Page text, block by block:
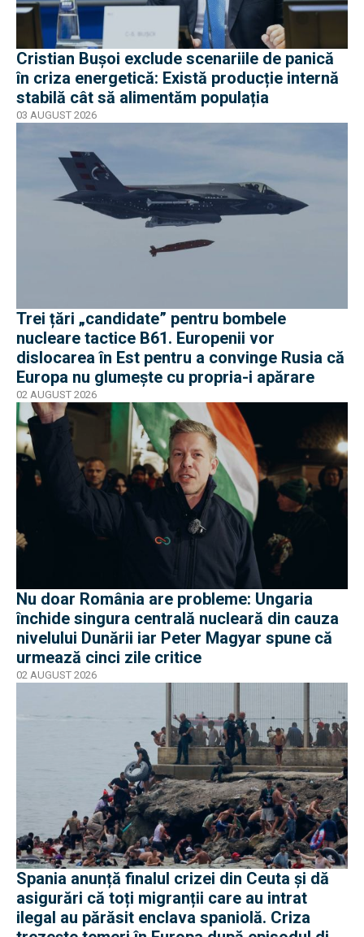
Cristian Bușoi exclude scenariile de panică
în criza energetică: Există producție internă
stabilă cât să alimentăm populația
03 AUGUST 2026
Trei țări „candidate” pentru bombele
nucleare tactice B61. Europenii vor
dislocarea în Est pentru a convinge Rusia că
Europa nu glumește cu propria-i apărare
02 AUGUST 2026
Nu doar România are probleme: Ungaria
închide singura centrală nucleară din cauza
nivelului Dunării iar Peter Magyar spune că
urmează cinci zile critice
02 AUGUST 2026
Spania anunță finalul crizei din Ceuta și dă
asigurări că toți migranții care au intrat
ilegal au părăsit enclava spaniolă. Criza